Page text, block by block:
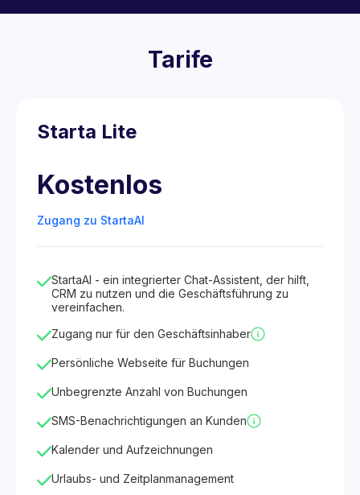
Tarife
Starta Lite
Kostenlos
Zugang zu StartaAI
StartaAI - ein integrierter Chat-Assistent, der hilft,
CRM zu nutzen und die Geschäftsführung zu
vereinfachen.
Zugang nur für den Geschäftsinhaber
Persönliche Webseite für Buchungen
Unbegrenzte Anzahl von Buchungen
SMS-Benachrichtigungen an Kunden
Kalender und Aufzeichnungen
Urlaubs- und Zeitplanmanagement